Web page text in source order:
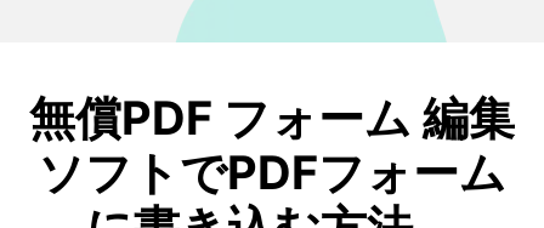
無償PDF フォーム 編集
ソフトでPDFフォーム